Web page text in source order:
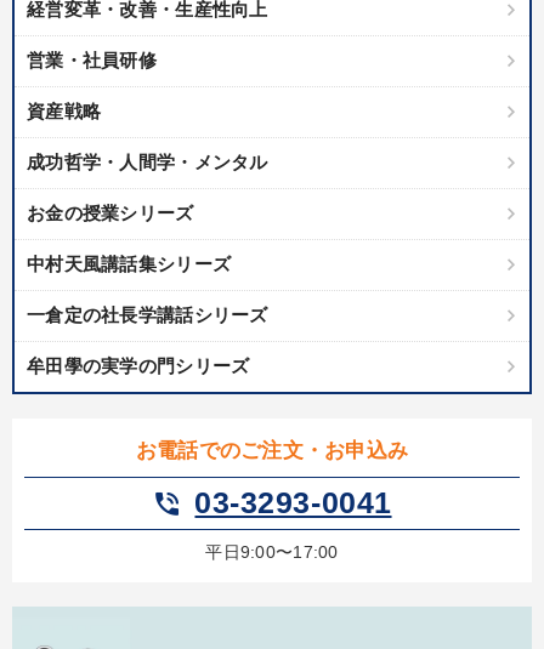
経営変革・改善・生産性向上
営業・社員研修
資産戦略
成功哲学・人間学・メンタル
お金の授業シリーズ
中村天風講話集シリーズ
一倉定の社長学講話シリーズ
牟田學の実学の門シリーズ
お電話でのご注文・お申込み
phone_in_talk 03-3293-0041
平日9:00〜17:00